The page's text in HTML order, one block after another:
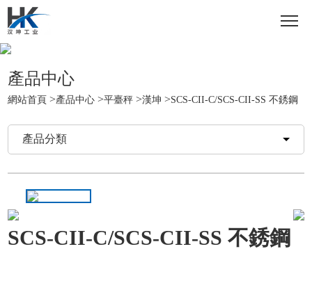
產品中心
網站首頁 >產品中心 >平臺秤 >漢坤 >SCS-CII-C/SCS-CII-SS 不銹鋼
產品分類
SCS-CII-C/SCS-CII-SS 不銹鋼